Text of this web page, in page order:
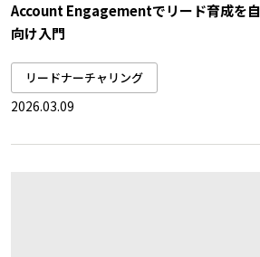
Account Engagementでリード育成を
向け入門
リードナーチャリング
2026.03.09